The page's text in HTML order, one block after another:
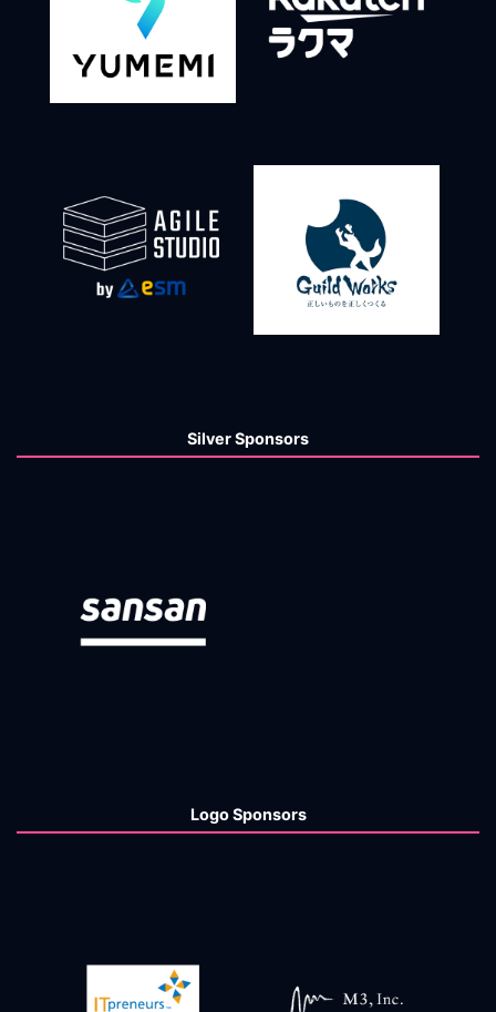
Silver Sponsors
Logo Sponsors